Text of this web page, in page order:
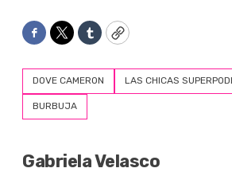
Facebook
TwitterTumblrCopy
DOVE CAMERON LAS CHICAS
BURBUJA
Gabriela Velasco